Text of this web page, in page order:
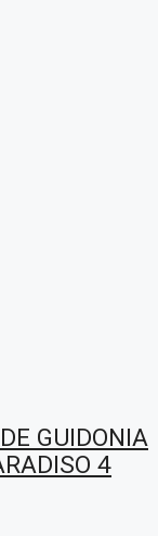
GUIDONIA
4